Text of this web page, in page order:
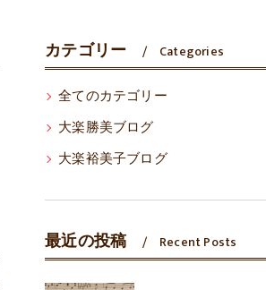
カテゴリー Categories
全てのカテゴリー
大楽勝美ブログ
大楽裕美子ブログ
最近の投稿 Recent Posts